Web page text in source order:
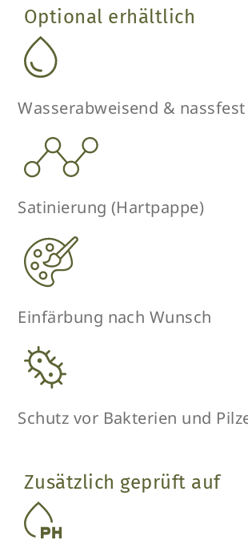
Optional erhältlich
Wasserabweisend & nassfest
Satinierung (Hartpappe)
Einfärbung nach Wunsch
Schutz vor Bakterien und
Zusätzlich geprüft auf